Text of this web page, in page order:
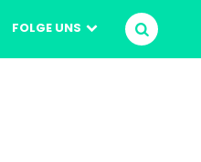
FOLGE UNS
SUCHEN